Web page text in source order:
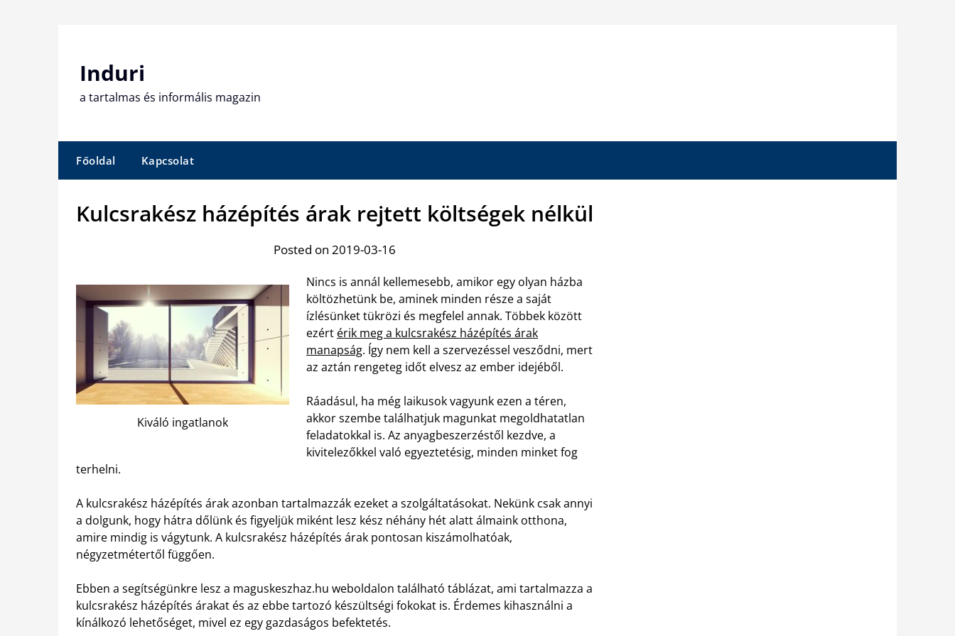
Induri
a tartalmas és informális magazin
Főoldal Kapcsolat
Kulcsrakész házépítés árak rejtett költségek nélkül
Posted on 2019-03-16
Kiváló ingatlanok
Nincs is annál kellemesebb, amikor egy olyan házba
költözhetünk be, aminek minden része a saját
ízlésünket tükrözi és megfelel annak. Többek között
ezért érik meg a kulcsrakész házépítés árak
manapság. Így nem kell a szervezéssel vesződni, mert
az aztán rengeteg időt elvesz az ember idejéből.
Ráadásul, ha még laikusok vagyunk ezen a téren,
akkor szembe találhatjuk magunkat megoldhatatlan
feladatokkal is. Az anyagbeszerzéstől kezdve, a
kivitelezőkkel való egyeztetésig, minden minket fog
terhelni.
A kulcsrakész házépítés árak azonban tartalmazzák ezeket a szolgáltatásokat. Nekünk csak annyi
a dolgunk, hogy hátra dőlünk és figyeljük miként lesz kész néhány hét alatt álmaink otthona,
amire mindig is vágytunk. A kulcsrakész házépítés árak pontosan kiszámolhatóak,
négyzetmétertől függően.
Ebben a segítségünkre lesz a maguskeszhaz.hu weboldalon található táblázat, ami tartalmazza a
kulcsrakész házépítés árakat és az ebbe tartozó készültségi fokokat is. Érdemes kihasználni a
kínálkozó lehetőséget, mivel ez egy gazdaságos befektetés.